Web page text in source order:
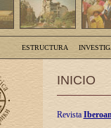
ESTRUCTURA
INICIO
Revista